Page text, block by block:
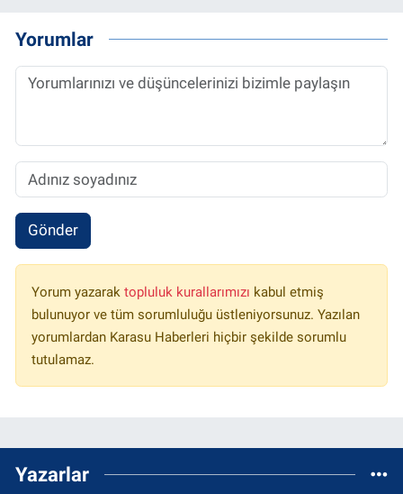
Yorumlar
Gönder
Yorum yazarak topluluk kurallarımızı kabul etmiş
bulunuyor ve tüm sorumluluğu üstleniyorsunuz. Yazılan
yorumlardan Karasu Haberleri hiçbir şekilde sorumlu
tutulamaz.
Yazarlar